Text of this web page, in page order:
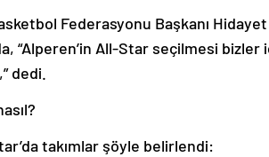
Federasyonu Başkanı Hidayet
“Alperen’in All-Star seçilmesi
dedi.
takımlar şöyle belirlendi: